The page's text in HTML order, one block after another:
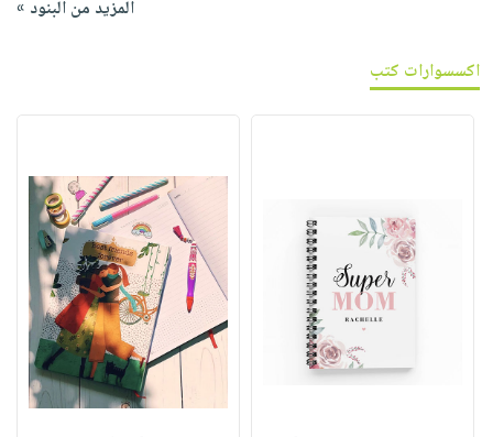
المزيد من البنود »
اكسسوارات كتب